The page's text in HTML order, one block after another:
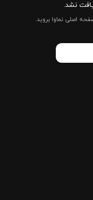
نشد.
اصلی نماوا بروید.